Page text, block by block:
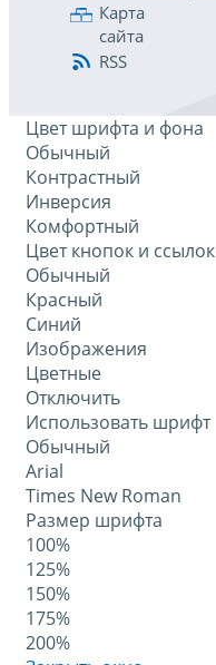
Карта
сайта
RSS
Цвет шрифта и фона
Обычный
Контрастный
Инверсия
Комфортный
Цвет кнопок и ссылок
Обычный
Красный
Синий
Изображения
Цветные
Отключить
Использовать шрифт
Обычный
Arial
Times New Roman
Размер шрифта
100%
125%
150%
175%
200%